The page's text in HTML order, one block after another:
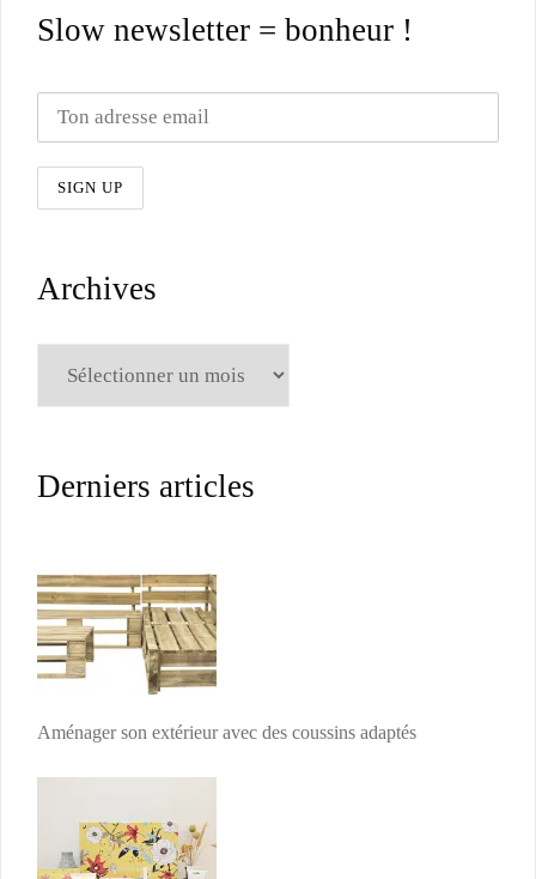
Slow newsletter = bonheur !
Archives
Derniers articles
Aménager son extérieur avec des coussins adaptés